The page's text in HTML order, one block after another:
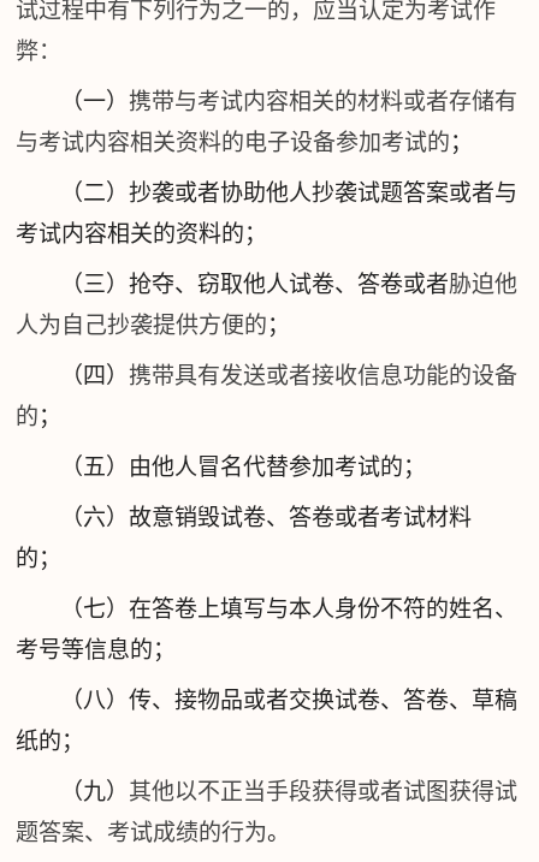
试过程中有下列行为之一的，应当认定为考试作
弊：
（一）携带与考试内容相关的材料或者存储有
与考试内容相关资料的电子设备参加考试的；
（二）抄袭或者协助他人抄袭试题答案或者与
考试内容相关的资料的；
（三）抢夺、窃取他人试卷、答卷或者胁迫他
人为自己抄袭提供方便的；
（四）携带具有发送或者接收信息功能的设备
的；
（五）由他人冒名代替参加考试的；
（六）故意销毁试卷、答卷或者考试材料
的；
（七）在答卷上填写与本人身份不符的姓名、
考号等信息的；
（八）传、接物品或者交换试卷、答卷、草稿
纸的；
（九） 其他以不正当手段获得或者试图获得试
题答案、考试成绩的行为。